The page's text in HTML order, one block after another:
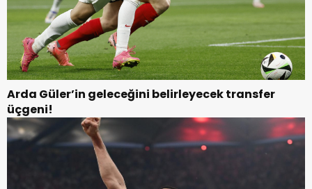
Arda Güler’in geleceğini belirleyecek transfer
üçgeni!